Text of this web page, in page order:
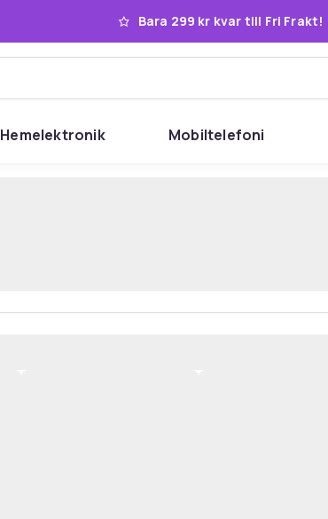
Bara 299 kr kvar till Fri Frakt!
Hemelektronik Mobiltelefoni